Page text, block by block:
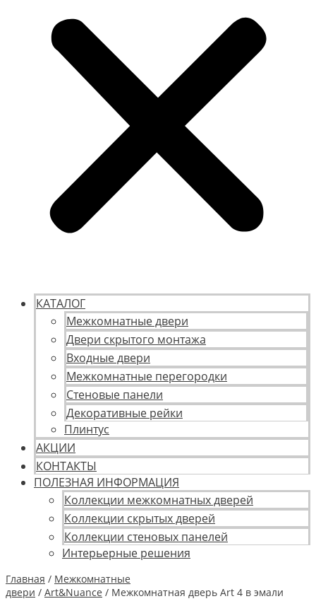
КАТАЛОГ
Межкомнатные двери
Двери скрытого монтажа
Входные двери
Межкомнатные перегородки
Стеновые панели
Декоративные рейки
Плинтус
АКЦИИ
КОНТАКТЫ
ПОЛЕЗНАЯ ИНФОРМАЦИЯ
Коллекции межкомнатных дверей
Коллекции скрытых дверей
Коллекции стеновых панелей
Интерьерные решения
Главная / Межкомнатные
двери / Art&Nuance / Межкомнатная дверь Art 4 в эмали